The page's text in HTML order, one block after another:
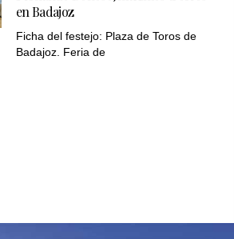
en Badajoz
Ficha del festejo: Plaza de Toros de
Badajoz. Feria de